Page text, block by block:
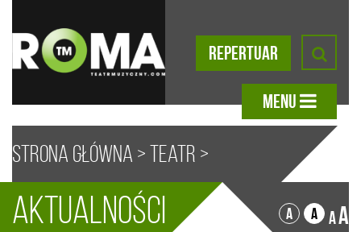
REPERTUAR
MENU
Strona główna >Teatr >
Aktualności A A AA
Aktualności